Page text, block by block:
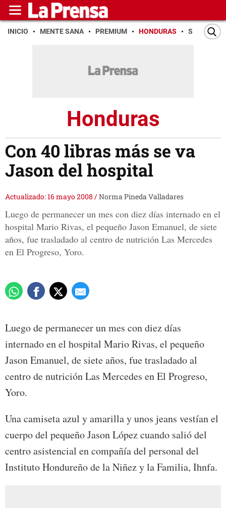
INICIO MENTE SANA PREMIUM HONDURAS SAN PEDRO
Honduras
Con 40 libras más se va
Jason del hospital
Actualizado: 16 mayo 2008 /Norma Pineda Valladares
Luego de permanecer un mes con diez días internado en el
hospital Mario Rivas, el pequeño Jason Emanuel, de siete
años, fue trasladado al centro de nutrición Las Mercedes
en El Progreso, Yoro.
Luego de permanecer un mes con diez días
internado en el hospital Mario Rivas, el pequeño
Jason Emanuel, de siete años, fue trasladado al
centro de nutrición Las Mercedes en El Progreso,
Yoro.
Una camiseta azul y amarilla y unos jeans vestían el
cuerpo del pequeño Jason López cuando salió del
centro asistencial en compañía del personal del
Instituto Hondureño de la Niñez y la Familia, Ihnfa.